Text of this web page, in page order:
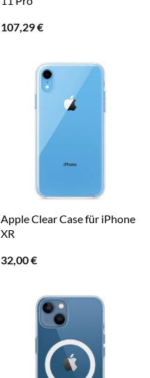
107,29€
Apple Clear Case für iPhone
XR
32,00€